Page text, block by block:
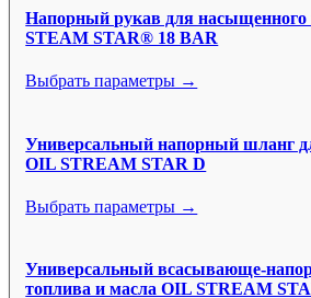
Напорный рукав для насыщенного
STEAM STAR® 18 BAR
Выбрать параметры →
Универсальный напорный шланг
OIL STREAM STAR D
Выбрать параметры →
Универсальный всасывающе-
топлива и масла OIL STREAM